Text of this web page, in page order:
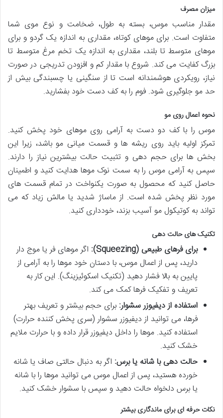
میزان مصرف
مقدار مناسب موس، بسته به طول، ضخامت و نوع موی شما
متفاوت است. برای موهای کوتاه، مقداری به اندازه یک گردو و برای
موهای متوسط تا بلند، مقداری به اندازه یک تخم مرغ متوسط تا
بزرگ کفایت می کند. شروع با مقدار کم و افزودن تدریجی در صورت
نیاز، رویکردی هوشمندانه است تا از سنگینی یا چسبندگی بیش از
حد مو جلوگیری شود. فوم را به کف دست خود بفشارید.
نحوه اعمال روی مو
موس را با کف دو دست به آرامی روی موهای خود پخش کنید.
تمرکز اولیه باید روی ریشه ها و قسمت میانی مو باشد، زیرا این
بخش ها برای حجم دهی و تثبیت حالت بیشترین نیاز را دارند.
سپس به آرامی موس را به سمت نوک موها هدایت کنید و اطمینان
حاصل کنید که محصول به صورت یکنواخت در تمام قسمت های
مورد نظر پخش شده است. از ماساژ شدید یا مالش زیاد که می
تواند به کوتیکول مو آسیب بزند، خودداری کنید.
تکنیک های حالت دهی
برای فرهای طبیعی (Squeezing):
اگر موهای فر یا موج دار
دارید، پس از اعمال موس، با دستان خود موها را به آرامی از
پایین به بالا فشار دهید (تکنیک اسکوئیزینگ). این کار به
تعریف و تفکیک فرها کمک می کند.
استفاده از دیفیوزر سشوار: برای حجم بیشتر و تعریف بهتر
فرها، می توانید از دیفیوزر سشوار (سری پخش کننده حرارت)
استفاده کنید. موها را داخل دیفیوزر قرار داده و با حرارت ملایم
خشک کنید.
حالت دهی با شانه یا برس: اگر به دنبال حالتی صاف یا شانه
خورده هستید، پس از اعمال موس می توانید موها را با شانه
یا برس دلخواه حالت دهید و سپس با سشوار خشک کنید.
نکات حرفه ای برای ماندگاری بیشتر